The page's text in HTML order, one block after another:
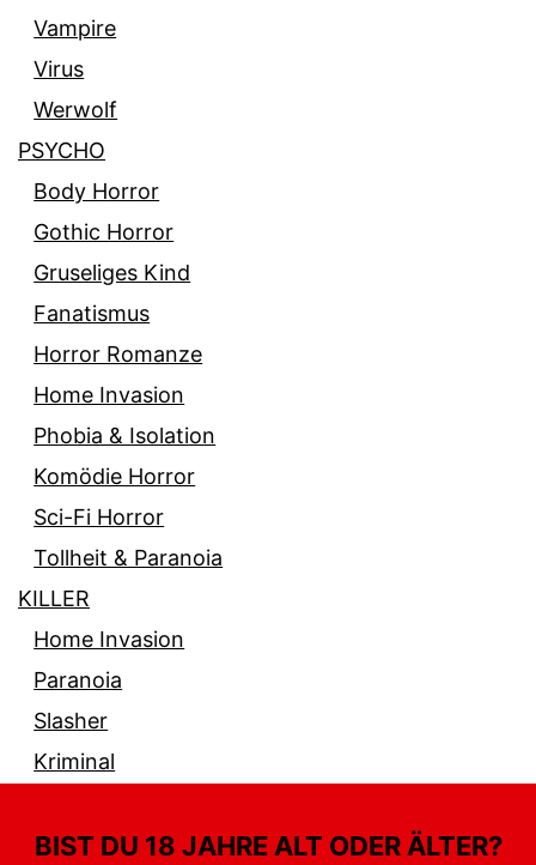
Vampire
Virus
Werwolf
PSYCHO
Body Horror
Gothic Horror
Gruseliges Kind
Fanatismus
Horror Romanze
Home Invasion
Phobia & Isolation
Komödie Horror
Sci-Fi Horror
Tollheit & Paranoia
KILLER
Home Invasion
Paranoia
Slasher
Kriminal
BIST DU 18 JAHRE ALT ODER ÄLTER?